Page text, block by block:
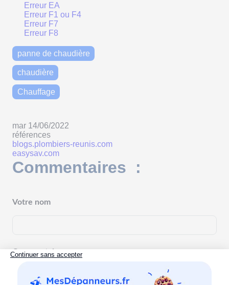
Erreur EA
Erreur F1 ou F4
Erreur F7
Erreur F8
panne de chaudière
chaudière
Chauffage
mar 14/06/2022
références
blogs.plombiers-reunis.com
easysav.com
Commentaires :
Votre nom
Commentaires